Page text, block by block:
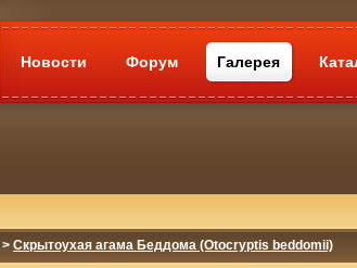
Новости Форум Галерея
> Скрытоухая агама Беддома (Otocryptis beddomii)